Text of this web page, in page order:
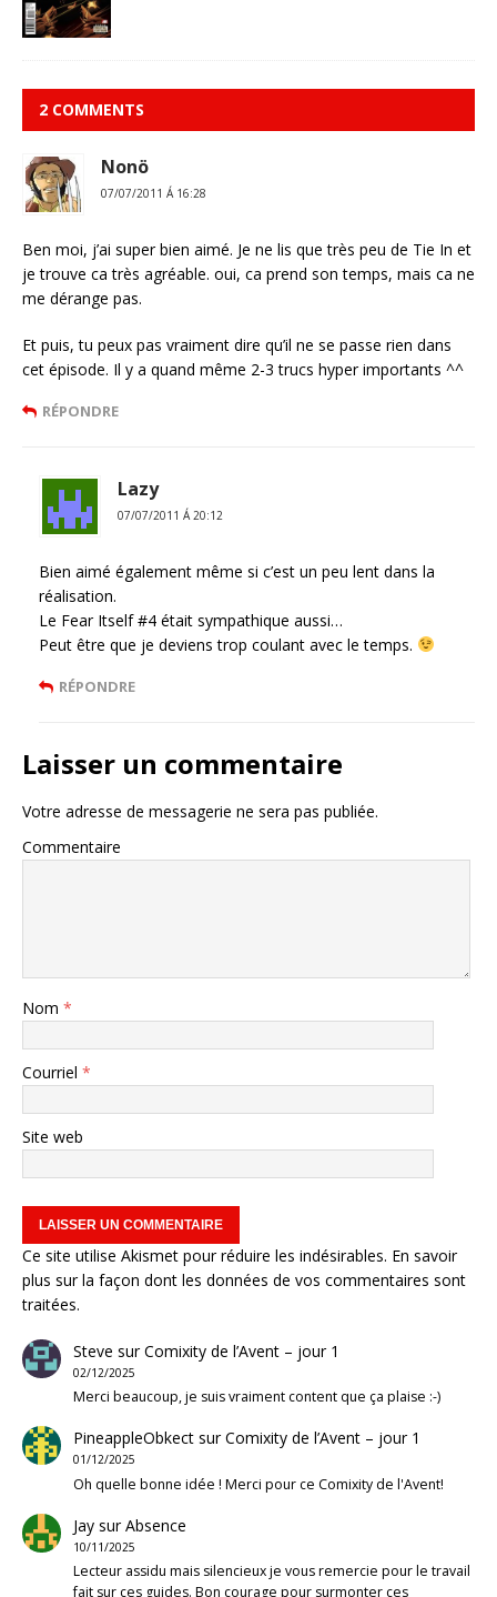
2 COMMENTS
Nonö
07/07/2011 Á 16:28
Ben moi, j’ai super bien aimé. Je ne lis que très peu de Tie In et
je trouve ca très agréable. oui, ca prend son temps, mais ca ne
me dérange pas.
Et puis, tu peux pas vraiment dire qu’il ne se passe rien dans
cet épisode. Il y a quand même 2-3 trucs hyper importants ^^
RÉPONDRE
Lazy
07/07/2011 Á 20:12
Bien aimé également même si c’est un peu lent dans la
réalisation.
Le Fear Itself #4 était sympathique aussi…
Peut être que je deviens trop coulant avec le temps.
RÉPONDRE
Laisser un commentaire
Votre adresse de messagerie ne sera pas publiée.
Commentaire
Nom *
Courriel *
Site web
Ce site utilise Akismet pour réduire les indésirables. En savoir
plus sur la façon dont les données de vos commentaires sont
traitées.
Steve surComixity de l’Avent – jour 1
02/12/2025
Merci beaucoup, je suis vraiment content que ça plaise :-)
PineappleObkectsurComixity de l’Avent – jour 1
01/12/2025
Oh quelle bonne idée ! Merci pour ce Comixity de l'Avent!
JaysurAbsence
10/11/2025
Lecteur assidu mais silencieux je vous remercie pour le travail
fait sur ces guides. Bon courage pour surmonter ces